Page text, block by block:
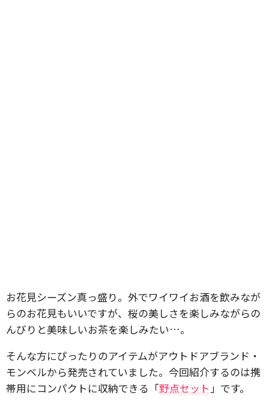
お花見シーズン真っ盛り。外でワイワイお酒を飲みなが
らのお花見もいいですが、桜の美しさを楽しみながらの
んびりと美味しいお茶を楽しみたい…。
そんな方にぴったりのアイテムがアウトドアブランド・
モンベルから発売されていました。今回紹介するのは携
帯用にコンパクトに収納できる「野点セット」です。